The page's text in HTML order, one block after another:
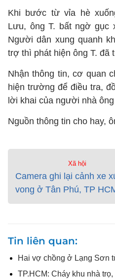
Khi bước từ vỉa hè
Lưu, ông T. bất ngờ gục
Người dân xung quanh
trợ thì phát hiện ông T. đã
Nhận thông tin, cơ quan
hiện trường để điều tra,
lời khai của người nhà ông
Nguồn thông tin cho hay,
Xã hội
Camera ghi lại cảnh xe
vong ở Tân Phú, TP
Tin liên quan
Hai vợ chồng ở Lạng Sơn
TP.HCM: Cháy khu nhà